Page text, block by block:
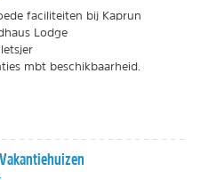
faciliteiten bij Kaprun
Lodge
mbt beschikbaarheid.